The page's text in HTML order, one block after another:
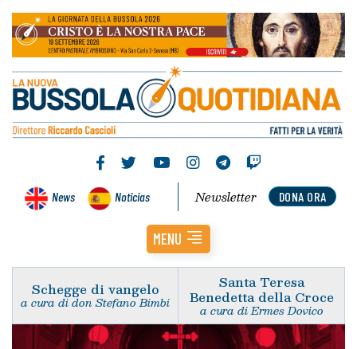
News Noticias DONA ORA
Newsletter
MENU
Schegge di vangelo
a cura di don Stefano Bimbi
Santa Teresa
Benedetta della Croce
a cura di Ermes Dovico